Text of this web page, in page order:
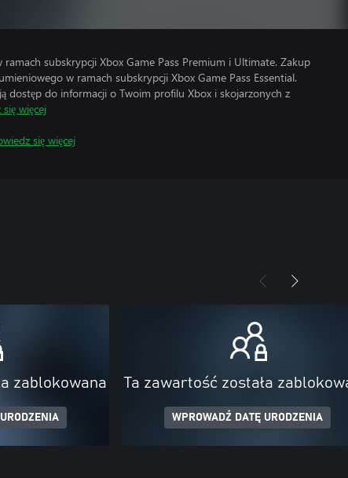
subskrypcji Xbox Game Pass Premium i Ultimate. Zakup
w ramach subskrypcji Xbox Game Pass Essential.
dostęp do informacji o Twoim profilu Xbox i skojarzonych z
więcej
się więcej
zablokowana Ta zawartość została
WPROWADŹ DATĘ URODZENIA